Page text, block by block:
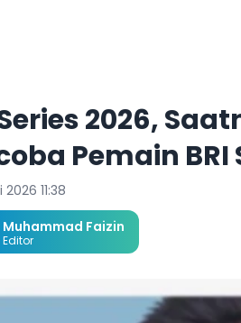
Series 2026,
Pemain
11:38
Muhammad Faizin
Editor